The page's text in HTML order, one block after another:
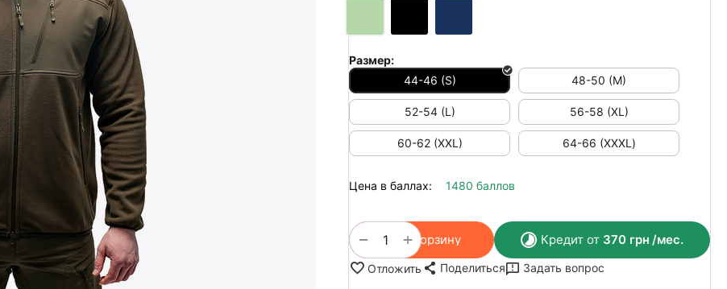
Размер:
44-46 (S)
48-50 (M)
52-54 (L) 56-58 (XL)
60-62 (XXL) 64-66 (ХХХL)
Цена в баллах: 1480 баллов
+
− В корзину Кредит от 370 грн /мес.
Отложить Поделиться Задать вопрос